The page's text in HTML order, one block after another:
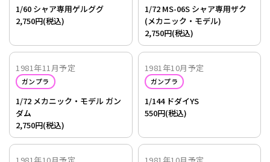
1/60 シャア専用ゲルググ
2,750円(税込)
1/72 MS-06S シャア専用ザク
(メカニック・モデル)
2,750円(税込)
1981年11月予定
ガンプラ
1/72 メカニック・モデル ガン
ダム
2,750円(税込)
1981年10月予定
ガンプラ
1/144 ドダイYS
550円(税込)